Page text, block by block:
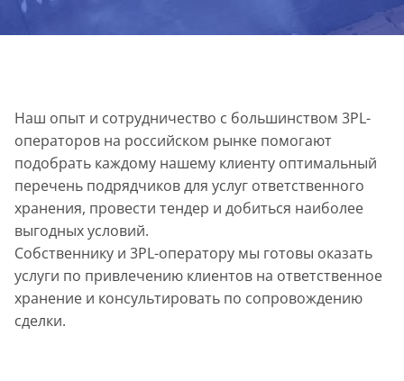
Наш опыт и сотрудничество с большинством 3PL-
операторов на российском рынке помогают
подобрать каждому нашему клиенту оптимальный
перечень подрядчиков для услуг ответственного
хранения, провести тендер и добиться наиболее
выгодных условий.
Собственнику и 3PL-оператору мы готовы оказать
услуги по привлечению клиентов на ответственное
хранение и консультировать по сопровождению
сделки.